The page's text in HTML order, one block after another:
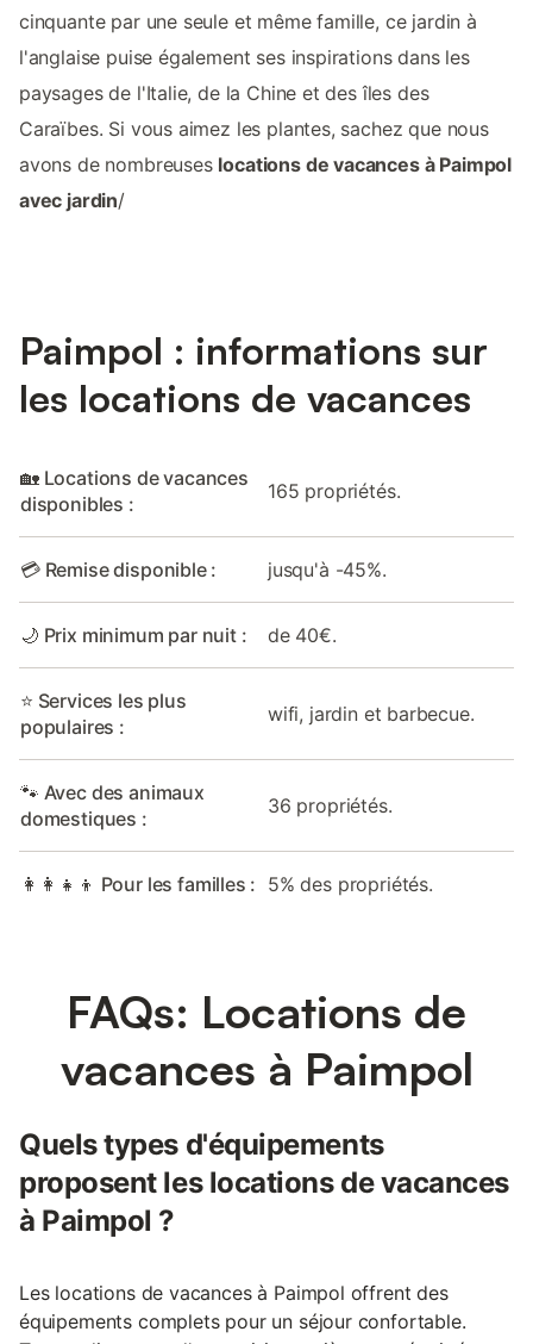
cinquante par une seule et même famille, ce jardin à
l'anglaise puise également ses inspirations dans les
paysages de l'Italie, de la Chine et des îles des
Caraïbes. Si vous aimez les plantes, sachez que nous
avons de nombreuses locations de vacances à Paimpol
avec jardin/
Paimpol : informations sur
les locations de vacances
🏡 Locations de vacances
disponibles :
165 propriétés.
💳 Remise disponible : jusqu'à -45%.
🌙 Prix minimum par nuit : de 40€.
⭐ Services les plus
populaires :
wifi, jardin et barbecue.
🐾 Avec des animaux
domestiques :
36 propriétés.
👩‍👩‍👧‍👦 Pour les familles : 5% des propriétés.
FAQs: Locations de
vacances à Paimpol
Quels types d'équipements
proposent les locations de vacances
à Paimpol ?
Les locations de vacances à Paimpol offrent des
équipements complets pour un séjour confortable.